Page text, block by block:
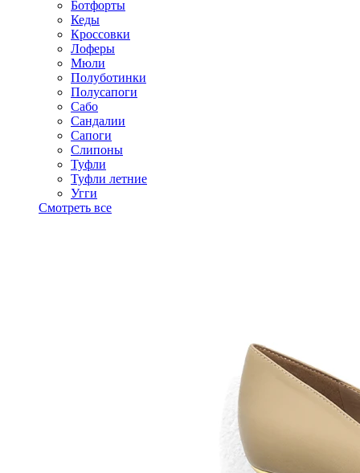
Ботфорты
Кеды
Кроссовки
Лоферы
Мюли
Полуботинки
Полусапоги
Сабо
Сандалии
Сапоги
Слипоны
Туфли
Туфли летние
Угги
Смотреть все